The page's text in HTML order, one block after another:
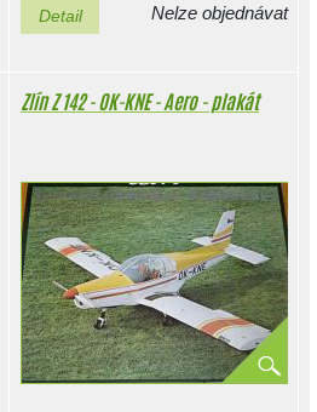
Detail Nelze objednávat
Zlín Z 142 - OK-KNE - Aero - plakát